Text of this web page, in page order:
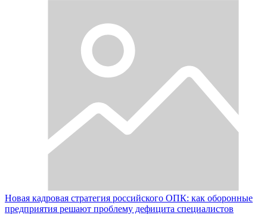
Новая кадровая стратегия российского ОПК: как оборонные
предприятия решают проблему дефицита специалистов